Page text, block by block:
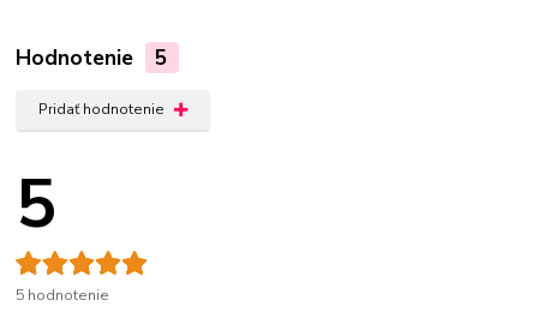
Hodnotenie 5
Pridať hodnotenie
5
5 hodnotenie